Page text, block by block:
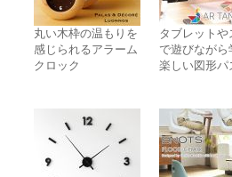
丸い木枠の温もりを
感じられるアラーム
クロック
タブレットや
で遊びながら
楽しい図形パ